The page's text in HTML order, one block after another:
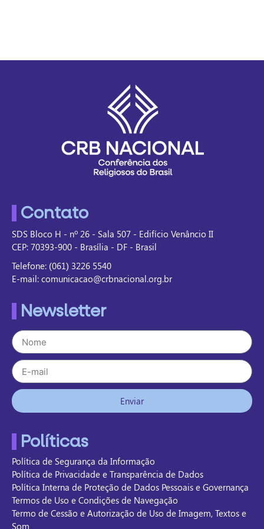
Contato
SDS Bloco H - nº 26 - Sala 507 - Edifício Venâncio II
CEP: 70393-900 - Brasília - DF - Brasil
Telefone: (061) 3226 5540
E-mail: comunicacao@crbnacional.org.br
Newsletter
Enviar
Políticas
Política de Segurança da Informação
Política de Privacidade e Transparência de Dados
Política Interna de Proteção de Dados Pessoais e Governança
Termos de Uso e Condições de Navegação
Termo de Cessão e Autorização de Uso de Imagem, Textos e
Som